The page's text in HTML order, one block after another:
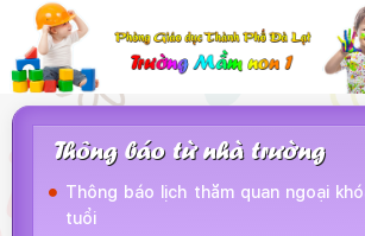
Thông báo từ nhà trường
Thông báo lịch thăm quan ngoại
tuổi